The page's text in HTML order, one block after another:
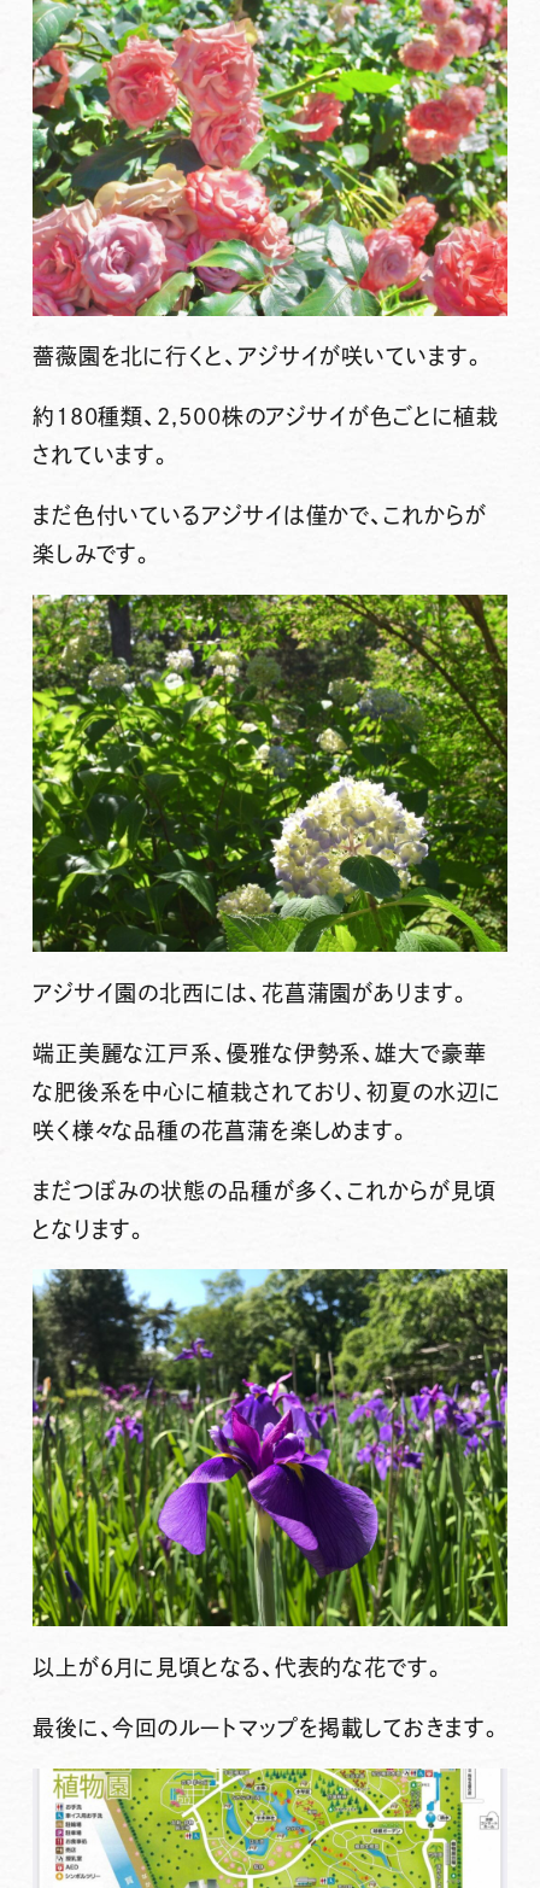
薔薇園を北に行くと、アジサイが咲いています。
約180種類、2,500株のアジサイが色ごとに植栽
されています。
まだ色付いているアジサイは僅かで、これからが
楽しみです。
アジサイ園の北西には、花菖蒲園があります。
端正美麗な江戸系、優雅な伊勢系、雄大で豪華
な肥後系を中心に植栽されており、初夏の水辺に
咲く様々な品種の花菖蒲を楽しめます。
まだつぼみの状態の品種が多く、これからが見頃
となります。
以上が6月に見頃となる、代表的な花です。
最後に、今回のルートマップを掲載しておきます。